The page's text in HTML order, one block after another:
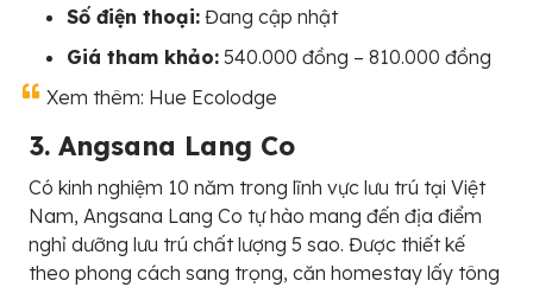
Số điện thoại: Đang cập nhật
Giá tham khảo: 540.000 đồng – 810.000 đồng
Xem thêm: Hue Ecolodge
3. Angsana Lang Co
Có kinh nghiệm 10 năm trong lĩnh vực lưu trú tại Việt
Nam, Angsana Lang Co tự hào mang đến địa điểm
nghỉ dưỡng lưu trú chất lượng 5 sao. Được thiết kế
theo phong cách sang trọng, căn homestay lấy tông